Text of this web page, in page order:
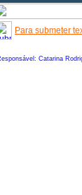
Para submeter